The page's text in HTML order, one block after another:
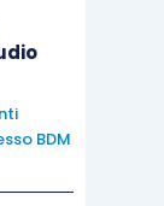
BDM